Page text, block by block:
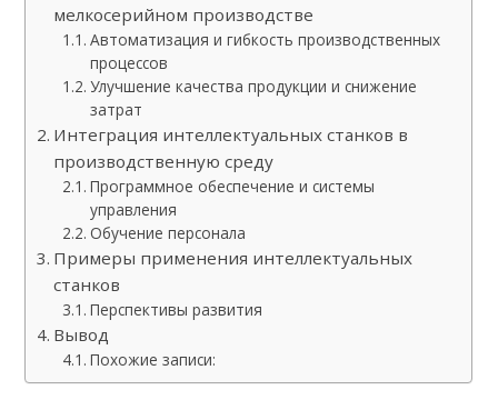
мелкосерийном производстве
Автоматизация и гибкость производственных
процессов
Улучшение качества продукции и снижение
затрат
Интеграция интеллектуальных станков в
производственную среду
Программное обеспечение и системы
управления
Обучение персонала
Примеры применения интеллектуальных
станков
Перспективы развития
Вывод
Похожие записи: